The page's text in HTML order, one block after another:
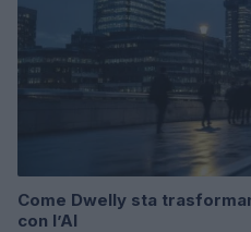
Come Dwelly sta
con l’AI